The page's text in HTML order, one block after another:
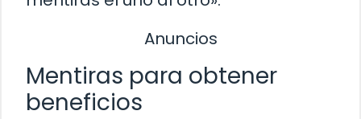
Anuncios
Mentiras para obtener
beneficios